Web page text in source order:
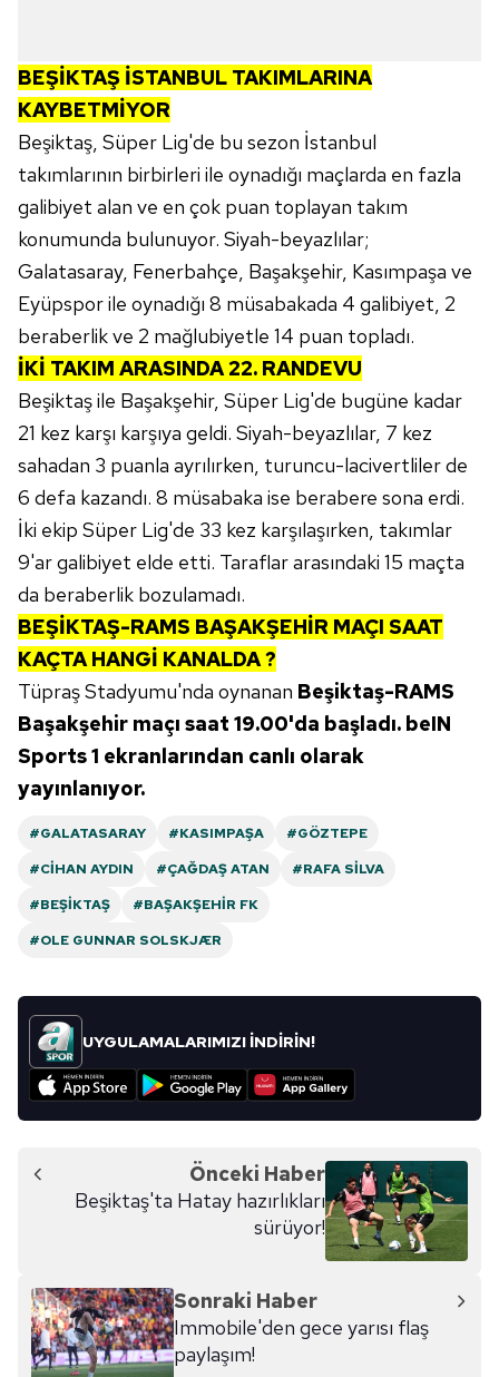
BEŞİKTAŞ İSTANBUL TAKIMLARINA
KAYBETMİYOR
Beşiktaş, Süper Lig'de bu sezon İstanbul
takımlarının birbirleri ile oynadığı maçlarda en fazla
galibiyet alan ve en çok puan toplayan takım
konumunda bulunuyor. Siyah-beyazlılar;
Galatasaray, Fenerbahçe, Başakşehir, Kasımpaşa ve
Eyüpspor ile oynadığı 8 müsabakada 4 galibiyet, 2
beraberlik ve 2 mağlubiyetle 14 puan topladı.
İKİ TAKIM ARASINDA 22. RANDEVU
Beşiktaş ile Başakşehir, Süper Lig'de bugüne kadar
21 kez karşı karşıya geldi. Siyah-beyazlılar, 7 kez
sahadan 3 puanla ayrılırken, turuncu-lacivertliler de
6 defa kazandı. 8 müsabaka ise berabere sona erdi.
İki ekip Süper Lig'de 33 kez karşılaşırken, takımlar
9'ar galibiyet elde etti. Taraflar arasındaki 15 maçta
da beraberlik bozulamadı.
BEŞİKTAŞ-RAMS BAŞAKŞEHİR MAÇI SAAT
KAÇTA HANGİ KANALDA ?
Tüpraş Stadyumu'nda oynanan Beşiktaş-RAMS
Başakşehir maçı saat 19.00'da başladı. beIN
Sports 1 ekranlarından canlı olarak
yayınlanıyor.
#GALATASARAY #KASIMPAŞA
#GÖZTEPE
#CIHAN AYDIN
#ÇAĞDAŞ ATAN
#RAFA SILVA
#BEŞIKTAŞ
#BAŞAKŞEHIR FK
#OLE GUNNAR SOLSKJÆR
UYGULAMALARIMIZI İNDİRİN!
Önceki Haber
Beşiktaş'ta Hatay hazırlıkları
sürüyor!
Sonraki Haber
Immobile'den gece yarısı flaş
paylaşım!